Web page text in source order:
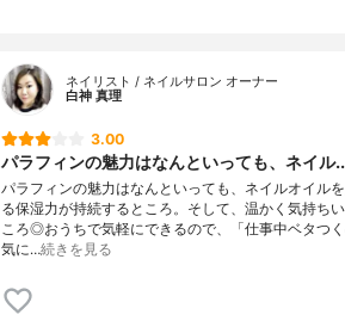
ネイリスト / ネイルサロン オーナー
白神 真理
3.00
パラフィンの魅力はなんといっても、ネイル
パラフィンの魅力はなんといっても、ネイルオイルを
る保湿力が持続するところ。そして、温かく気持ちい
ころ◎おうちで気軽にできるので、「仕事中ベタつ
気に…続きを見る